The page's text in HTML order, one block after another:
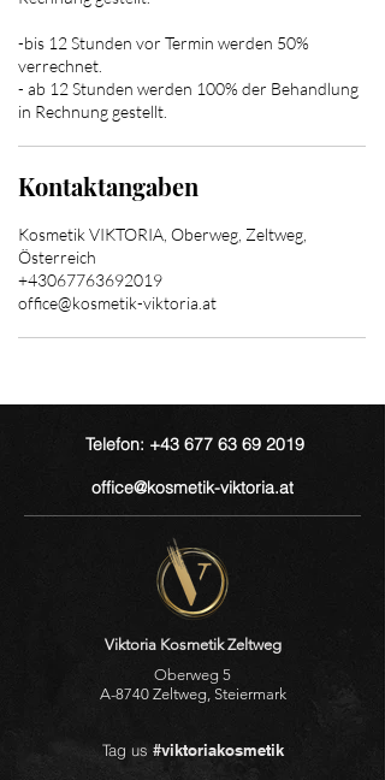
-bis 12 Stunden vor Termin werden 50%
verrechnet.
- ab 12 Stunden werden 100% der Behandlung
in Rechnung gestellt.
Kontaktangaben
Kosmetik VIKTORIA, Oberweg, Zeltweg,
Österreich
+43067763692019
office@kosmetik-viktoria.at
Telefon: +43 677 63 69 2019
office@kosmetik-viktoria.at
Viktoria Kosmetik Zeltweg
Oberweg 5
A-8740 Zeltweg, Steiermark
Tag us #viktoriakosmetik